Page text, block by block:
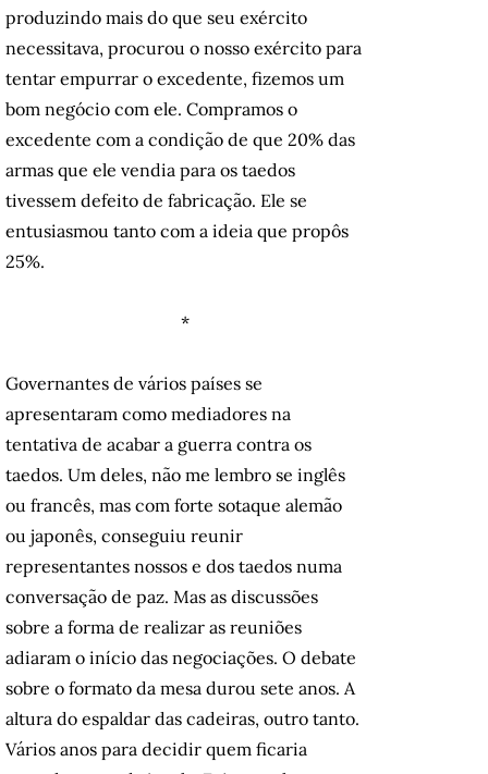
produzindo mais do que seu exército
necessitava, procurou o nosso exército para
tentar empurrar o excedente, fizemos um
bom negócio com ele. Compramos o
excedente com a condição de que 20% das
armas que ele vendia para os taedos
tivessem defeito de fabricação. Ele se
entusiasmou tanto com a ideia que propôs
25%.
*
Governantes de vários países se
apresentaram como mediadores na
tentativa de acabar a guerra contra os
taedos. Um deles, não me lembro se inglês
ou francês, mas com forte sotaque alemão
ou japonês, conseguiu reunir
representantes nossos e dos taedos numa
conversação de paz. Mas as discussões
sobre a forma de realizar as reuniões
adiaram o início das negociações. O debate
sobre o formato da mesa durou sete anos. A
altura do espaldar das cadeiras, outro tanto.
Vários anos para decidir quem ficaria